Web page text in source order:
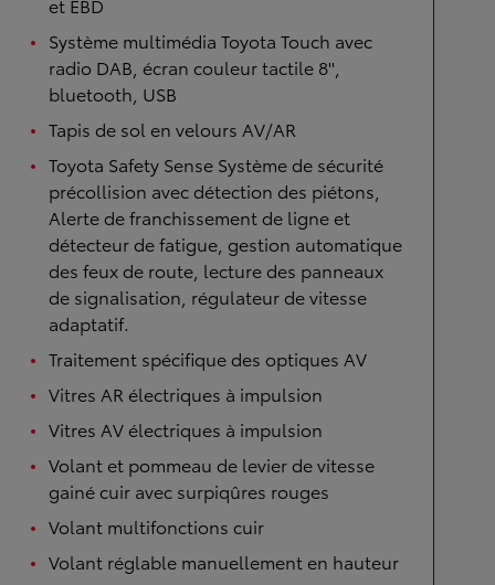
Système multimédia Toyota Touch avec
radio DAB, écran couleur tactile 8'',
bluetooth, USB
Tapis de sol en velours AV/AR
Toyota Safety Sense Système de sécurité
précollision avec détection des piétons,
Alerte de franchissement de ligne et
détecteur de fatigue, gestion automatique
des feux de route, lecture des panneaux
de signalisation, régulateur de vitesse
adaptatif.
Traitement spécifique des optiques AV
Vitres AR électriques à impulsion
Vitres AV électriques à impulsion
Volant et pommeau de levier de vitesse
gainé cuir avec surpiqûres rouges
Volant multifonctions cuir
Volant réglable manuellement en hauteur